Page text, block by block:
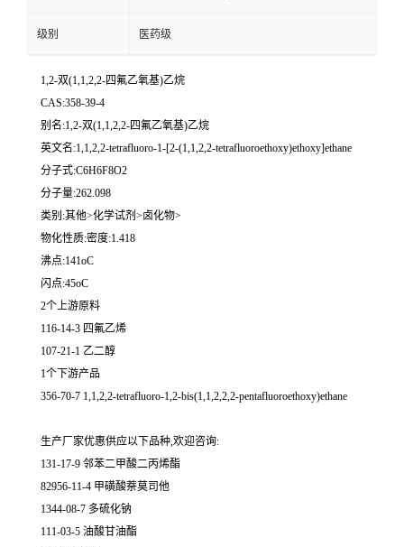
级别 医药级
1,2-双(1,1,2,2-四氟乙氧基)乙烷
CAS:358-39-4
别名:1,2-双(1,1,2,2-四氟乙氧基)乙烷
英文名:1,1,2,2-tetrafluoro-1-[2-(1,1,2,2-tetrafluoroethoxy)ethoxy]ethane
分子式:C6H6F8O2
分子量:262.098
类别:其他>化学试剂>卤化物>
物化性质:密度:1.418
沸点:141oC
闪点:45oC
2个上游原料
116-14-3 四氟乙烯
107-21-1 乙二醇
1个下游产品
356-70-7 1,1,2,2-tetrafluoro-1,2-bis(1,1,2,2,2-pentafluoroethoxy)ethane
生产厂家优惠供应以下品种,欢迎咨询:
131-17-9 邻苯二甲酸二丙烯酯
82956-11-4 甲磺酸萘莫司他
1344-08-7 多硫化钠
111-03-5 油酸甘油酯